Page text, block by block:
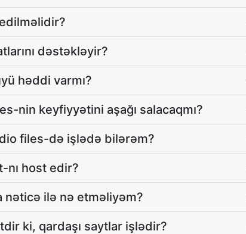
dəstəkləyir?
həddi varmı?
nin keyfiyyətini aşağı salacaqmı?
files-də işlədə bilərəm?
nı host edir?
ilə nə etməliyəm?
ki, qardaşı saytlar işlədir?